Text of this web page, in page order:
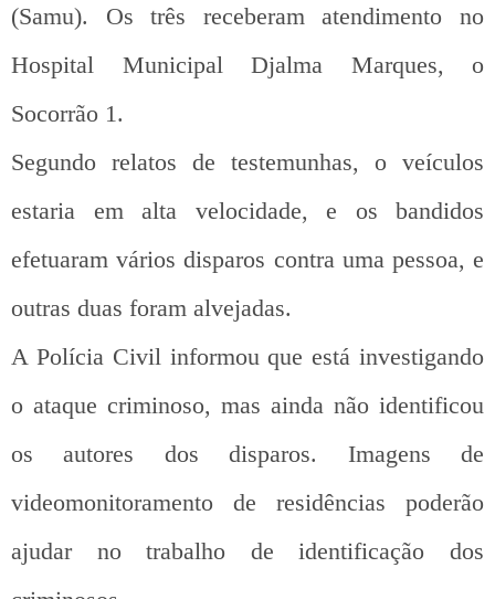
(Samu). Os três receberam atendimento no
Hospital Municipal Djalma Marques, o
Socorrão 1.
Segundo relatos de testemunhas, o veículos
estaria em alta velocidade, e os bandidos
efetuaram vários disparos contra uma pessoa, e
outras duas foram alvejadas.
A Polícia Civil informou que está investigando
o ataque criminoso, mas ainda não identificou
os autores dos disparos. Imagens de
videomonitoramento de residências poderão
ajudar no trabalho de identificação dos